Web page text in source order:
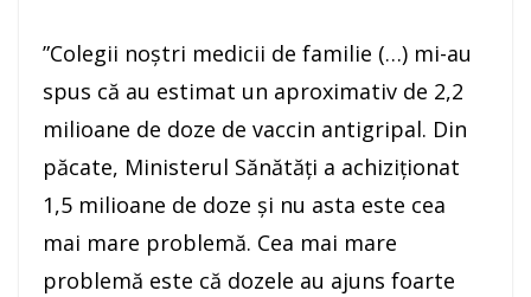
”Colegii noştri medicii de familie (…) mi-au
spus că au estimat un aproximativ de 2,2
milioane de doze de vaccin antigripal. Din
păcate, Ministerul Sănătăţi a achiziţionat
1,5 milioane de doze şi nu asta este cea
mai mare problemă. Cea mai mare
problemă este că dozele au ajuns foarte